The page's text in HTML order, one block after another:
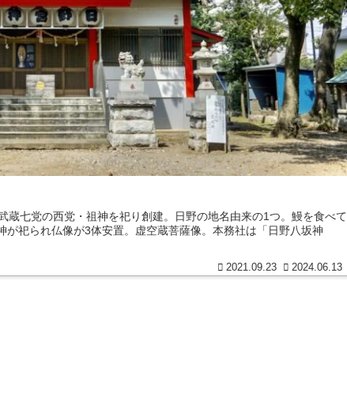
蔵七党の西党・祖神を祀り創建。日野の地名由来の1つ。鰻を食べて
祀られ仏像が3体安置。虚空蔵菩薩像。本務社は「日野八坂神
2021.09.23 2024.06.13